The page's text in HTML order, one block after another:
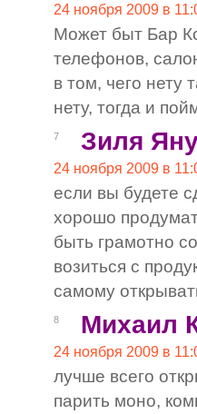
24 ноября 2009 в
Может быт Бар
телефонов,
в том, чего нету
нету, тогда и
7 Зиля
24 ноября 2009 в
если вы будете
хорошо
быть грамотно
возиться с
самому
8 Михаил
24 ноября 2009 в
лучше всего
парить моно,